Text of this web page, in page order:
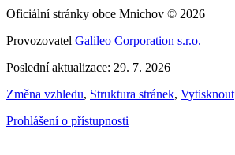
Oficiální stránky obce Mnichov © 2026
Provozovatel Galileo Corporation s.r.o.
Poslední aktualizace: 29. 7. 2026
Změna vzhledu, Struktura stránek, Vytisknout
Prohlášení o přístupnosti